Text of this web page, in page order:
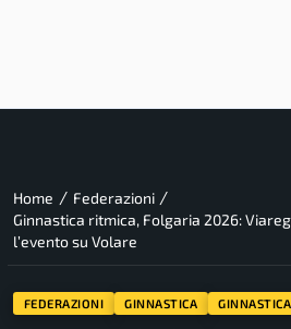
Home / Federazioni /
Ginnastica ritmica, Folgaria 2026:
l’evento su Volare
FEDERAZIONI GINNASTICA